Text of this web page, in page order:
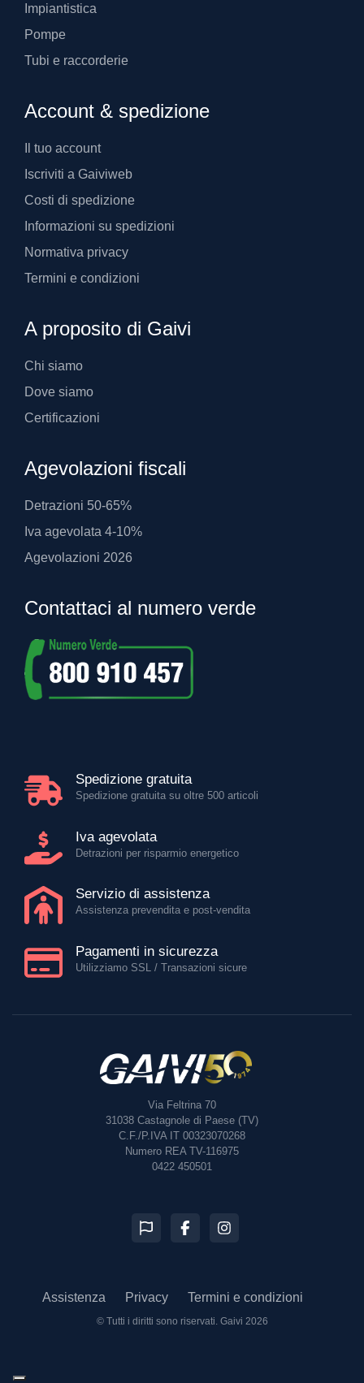
Impiantistica
Pompe
Tubi e raccorderie
Account & spedizione
Il tuo account
Iscriviti a Gaiviweb
Costi di spedizione
Informazioni su spedizioni
Normativa privacy
Termini e condizioni
A proposito di Gaivi
Chi siamo
Dove siamo
Certificazioni
Agevolazioni fiscali
Detrazioni 50-65%
Iva agevolata 4-10%
Agevolazioni 2026
Contattaci al numero verde
Spedizione gratuita
Spedizione gratuita su oltre 500 articoli
Iva agevolata
Detrazioni per risparmio energetico
Servizio di assistenza
Assistenza prevendita e post-vendita
Pagamenti in sicurezza
Utilizziamo SSL / Transazioni sicure
Via Feltrina 70
31038 Castagnole di Paese (TV)
C.F./P.IVA IT 00323070268
Numero REA TV-116975
0422 450501
Assistenza Privacy Termini e condizioni
© Tutti i diritti sono riservati. Gaivi 2026